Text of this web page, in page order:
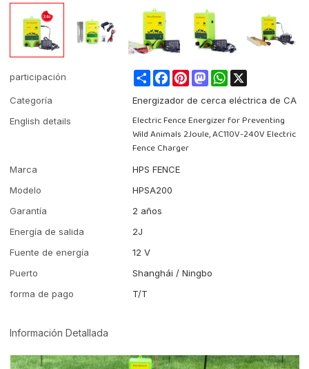
participación ShareFacebookPinterestMastodon
WhatsApp
Categoría
Energizador de cerca eléctrica de CA
English details
Electric Fence Energizer for Preventing
Wild Animals 2Joule, AC110V-240V Electric
Fence Charger
Marca
HPS FENCE
Modelo
HPSA200
Garantía
2 años
Energía de salida
2J
Fuente de energía
12 V
Puerto
Shanghái / Ningbo
forma de pago
T/T
Información Detallada